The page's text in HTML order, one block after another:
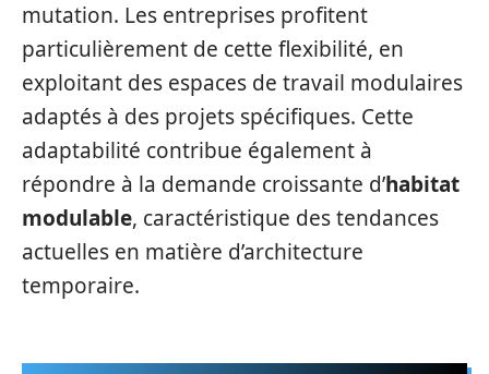
mutation. Les entreprises profitent
particulièrement de cette flexibilité, en
exploitant des espaces de travail modulaires
adaptés à des projets spécifiques. Cette
adaptabilité contribue également à
répondre à la demande croissante d’habitat
modulable, caractéristique des tendances
actuelles en matière d’architecture
temporaire.